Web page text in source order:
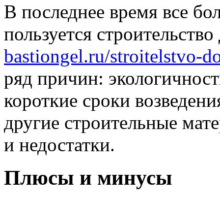
В последнее время все
пользуется
bastiongel.ru/stroitelstvo-
ряд причин:
короткие сроки
другие строительные
и недостатки.
Плюсы и минусы